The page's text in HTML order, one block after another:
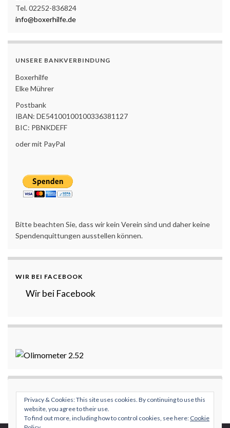
Tel. 02252-836824
info@boxerhilfe.de
UNSERE BANKVERBINDUNG
Boxerhilfe
Elke Mührer
Postbank
IBAN: DE54100100100336381127
BIC: PBNKDEFF
oder mit PayPal
Bitte beachten Sie, dass wir kein Verein sind und daher keine
Spendenquittungen ausstellen können.
WIR BEI FACEBOOK
Wir bei Facebook
Privacy & Cookies: This site uses cookies. By continuing to use this
website, you agree to their use.
To find out more, including how to control cookies, see here: Cookie